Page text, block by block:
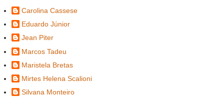
Carolina Cassese
Eduardo Júnior
Jean Piter
Marcos Tadeu
Maristela Bretas
Mirtes Helena Scalioni
Silvana Monteiro